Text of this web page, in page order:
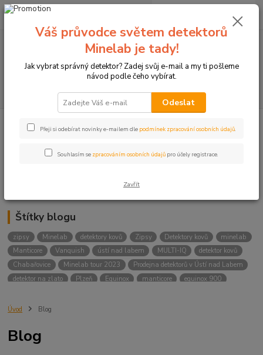
+420774877333
0 Kč
Kategorie blogu
Detektory
Štítky blogu
zipsy Minelab detektory kovů Zipsy Detektory kovů
minelab
Manticore
Vanquish ústí nad labem MULTI-IQ
detektor kovů
Chabařovice
Minelab tour 2023
Prodejna detektorů v Ústí nad Labem
detektor na zlato
Plzeň Equinox manticore
equinox 900
Sraz detektorářů
ÚSTÍ NAD LABEM
Úvod Blog
Blog
Váš průvodce světem detektorů
Minelab je tady!
Jak vybrat správný detektor? Zadej svůj e-mail a my ti pošleme
návod podle čeho vybírat.
Odeslat
Přeji si odebírat novinky e-mailem dle podmínek zpracování osobních údajů.
Souhlasím se zpracováním osobních údajů pro účely registrace.
Zavřít